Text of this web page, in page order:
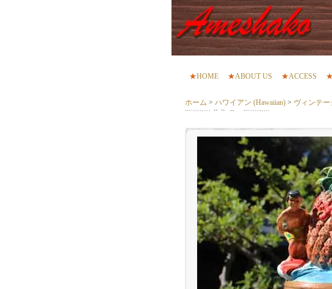
★HOME ★ABOUT US ★ACCESS ★
ホーム > ハワイアン (Hawaiian) > ヴィンテ